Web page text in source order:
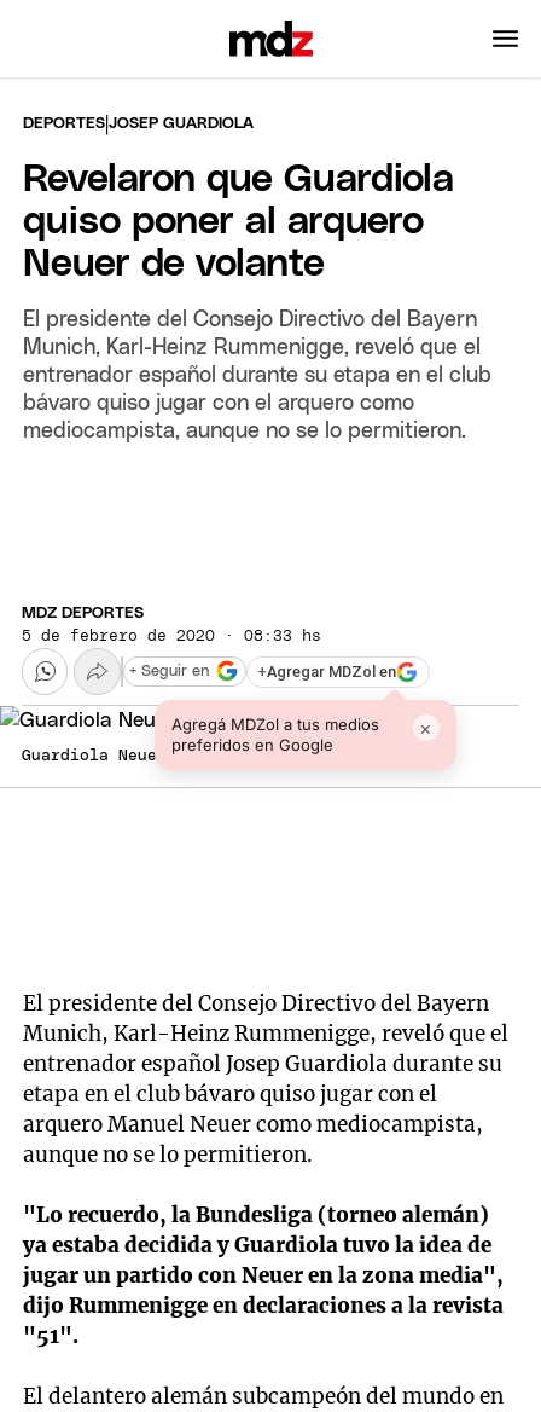
DEPORTES |JOSEP GUARDIOLA
Revelaron que Guardiola
quiso poner al arquero
Neuer de volante
El presidente del Consejo Directivo del Bayern
Munich, Karl-Heinz Rummenigge, reveló que el
entrenador español durante su etapa en el club
bávaro quiso jugar con el arquero como
mediocampista, aunque no se lo permitieron.
MDZ DEPORTES
5 de febrero de 2020 · 08:33 hs
+Agregar MDZol en
Agregá MDZol a tus medios
preferidos en Google
×
+ Seguir en
Guardiola Neuer
El presidente del Consejo Directivo del Bayern
Munich, Karl-Heinz Rummenigge, reveló que el
entrenador español Josep Guardiola durante su
etapa en el club bávaro quiso jugar con el
arquero Manuel Neuer como mediocampista,
aunque no se lo permitieron.
"Lo recuerdo, la Bundesliga (torneo alemán)
ya estaba decidida y Guardiola tuvo la idea de
jugar un partido con Neuer en la zona media",
dijo Rummenigge en declaraciones a la revista
"51".
El delantero alemán subcampeón del mundo en